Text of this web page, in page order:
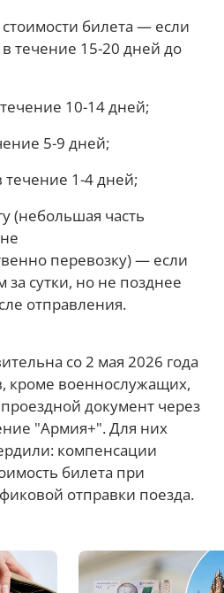
билета — если
течение 15-20 дней до
10-14 дней;
5-9 дней;
течение 1-4 дней;
(небольшая часть
перевозку) — если
сутки, но не позднее
отправления.
со 2 мая 2026 года
кроме военнослужащих,
документ через
"Армия+". Для них
компенсации
билета при
отправки поезда.